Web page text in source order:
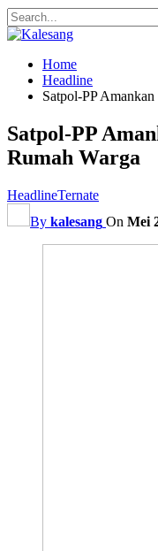
Home
Headline
Satpol-PP
Satpol-PP
Rumah Warga
HeadlineTernate
By kalesang On Mei